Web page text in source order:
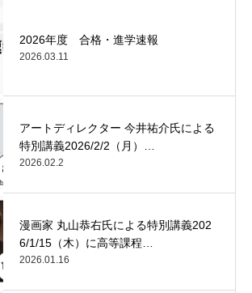
2026年度 合格・進学速報
2026.03.11
アートディレクター 今井祐介氏による
特別講義2026/2/2（月）…
2026.02.2
漫画家 丸山恭右氏による特別講義202
6/1/15（木）に高等課程…
2026.01.16